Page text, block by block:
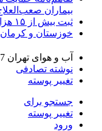
بیماران
ثبت بیش از ۱۵ هزار مبتلا به هموفیلی در کشور
خوزستان و کرمان
آب و هوای تهران
نوشته تصادفی
تغییر پوسته
جستجو برای
تغییر پوسته
ورود